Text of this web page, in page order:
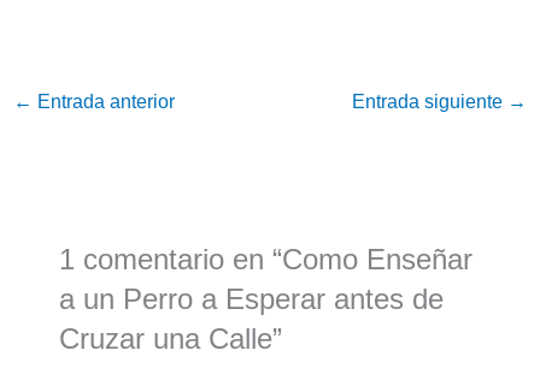
← Entrada anterior Entrada siguiente →
1 comentario en “Como Enseñar
a un Perro a Esperar antes de
Cruzar una Calle”